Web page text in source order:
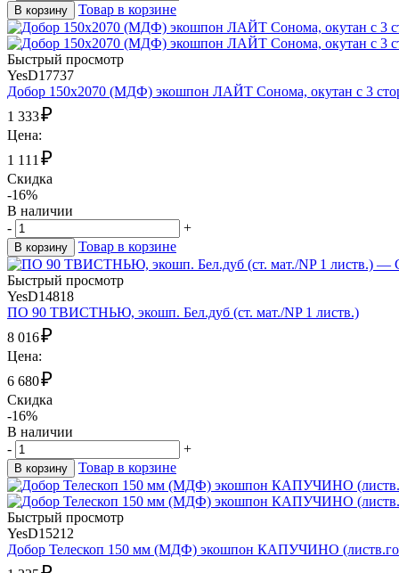
В корзину Товар в корзине
Быстрый просмотр
YesD17737
Добор 150х2070 (МДФ) экошпон ЛАЙТ Сонома, окутан с 3
1 333₽
Цена:
1 111₽
Скидка
-16%
В наличии
-
+
В корзину Товар в корзине
Быстрый просмотр
YesD14818
ПО 90 ТВИСТНЬЮ, экошп. Бел.дуб (ст. мат./NP 1 листв.)
8 016₽
Цена:
6 680₽
Скидка
-16%
В наличии
-
+
В корзину Товар в корзине
Быстрый просмотр
YesD15212
Добор Телескоп 150 мм (МДФ) экошпон КАПУЧИНО